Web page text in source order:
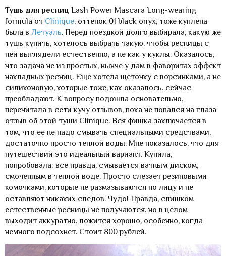
Тушь для ресниц Lash Power Mascara Long-wearing
formula от Clinique, оттенок 01 black onyx, тоже куплена
была в Летуаль. Перед поездкой долго выбирала, какую же
тушь купить, хотелось выбрать такую, чтобы ресницы с
ней выглядели естественно, а не как у куклы. Оказалось,
что задача не из простых, нынче у дам в фаворитах эффект
накладных ресниц. Еще хотела щеточку с ворсинками, а не
силиконовую, которые тоже, как оказалось, сейчас
преобладают. К вопросу подошла основательно,
перечитала в сети кучу отзывов, пока не попался на глаза
отзыв об этой туши Clinique. Вся фишка заключается в
том, что ее не надо смывать специальными средствами,
достаточно просто теплой воды. Мне показалось, что для
путешествий это идеальный вариант. Купила,
попробовала: все правда, смывается ватным диском,
смоченным в теплой воде. Просто слезает резиновыми
комочками, которые не размазываются по лицу и не
оставляют никаких следов. Чудо! Правда, слишком
естественные ресницы не получаются, но в целом
выходит аккуратно, ложится хорошо, особенно, когда
немного подсохнет. Стоит 800 рублей.